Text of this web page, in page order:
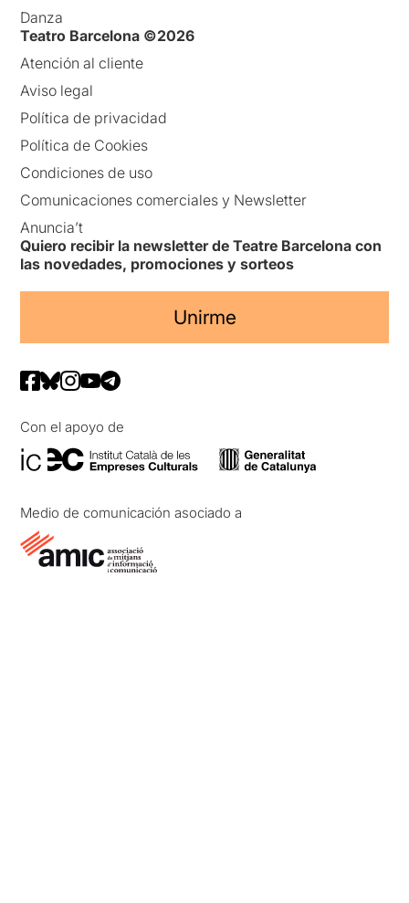
Danza
Teatro Barcelona ©2026
Atención al cliente
Aviso legal
Política de privacidad
Política de Cookies
Condiciones de uso
Comunicaciones comerciales y Newsletter
Anuncia’t
Quiero recibir la newsletter de Teatre Barcelona con
las novedades, promociones y sorteos
Unirme
Con el apoyo de
Medio de comunicación asociado a